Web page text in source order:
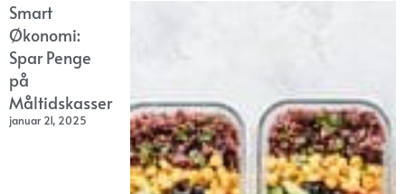
Smart
Økonomi:
Spar Penge
på
Måltidskasser
januar 21, 2025